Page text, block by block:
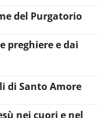
del Purgatorio
preghiere e dai
di Santo Amore
nei cuori e nel